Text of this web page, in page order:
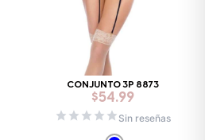
CONJUNTO 3P 8873
$54.99
Sin reseñas